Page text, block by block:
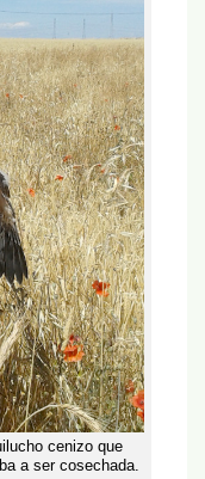
cenizo que
a ser cosechada.